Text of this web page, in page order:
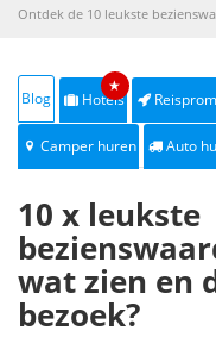
Ontdek de 10 leukste
Blog Hotels
★
Camper huren Auto
10 x leukste
wat zien en
bezoek?